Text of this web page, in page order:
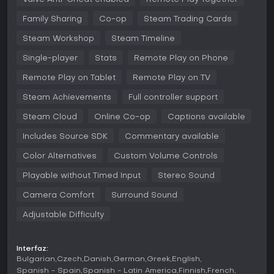
hachas y sartenes, ideal para combates cercanos contra
Spitter y Jockey plantean amenazas únicas que exigen
2.0 ajusta dinámicamente las apariciones de enemigos,
colocación de objetos, condiciones climáticas y rutas
según el rendimiento de los jugadores, garantizando que
ninguna partida sea igual. Este componente procedural
habilidad y ritmo del grupo.
El trabajo en equipo es clave para sobrevivir, con
suministros esenciales para completar las campañas.
Infectados poco comunes, como los Mudmen en los
pantanos, aportan variedad y obligan a adaptarse a
peligros ambientales. El enfoque en tiroteos cooperativos
altamente rejugable.
Left 4 Dead 2 propone varios modos adaptados a distintos
estilos de juego, todos centrados en sobrevivir a oleadas
Family Sharing Co-op Steam Trading Cards
Steam Workshop Steam Timeline
Single-player Stats Remote Play on Phone
Remote Play on Tablet Remote Play on TV
Steam Achievements Full controller support
Steam Cloud Online Co-op Captions available
Includes Source SDK Commentary available
Color Alternatives Custom Volume Controls
Playable without Timed Input Stereo Sound
Camera Comfort Surround Sound
Adjustable Difficulty
Interfaz:
Bulgarian Czech Danish German Greek English
Spanish - Spain Spanish - Latin America Finnish French